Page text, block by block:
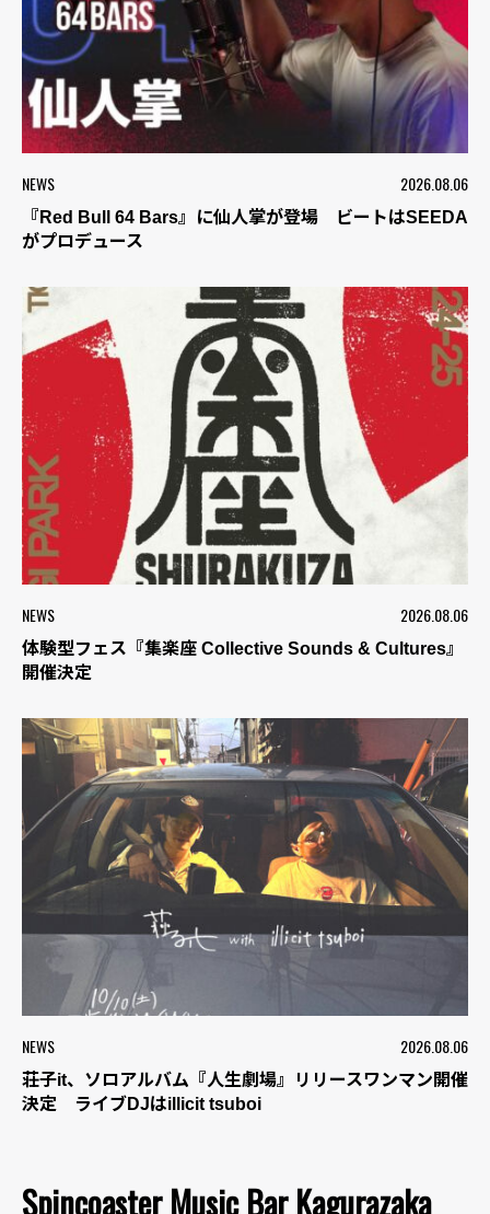
NEWS 2026.08.06
『Red Bull 64 Bars』に仙人掌が登場 ビートはSEEDA
がプロデュース
NEWS 2026.08.06
体験型フェス『集楽座 Collective Sounds & Cultures』
開催決定
NEWS 2026.08.06
荘子it、ソロアルバム『人生劇場』リリースワンマン開催
決定 ライブDJはillicit tsuboi
Spincoaster Music Bar Kagurazaka